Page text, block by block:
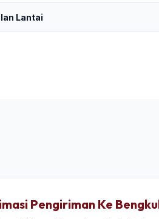
Lantai
Pengiriman Ke